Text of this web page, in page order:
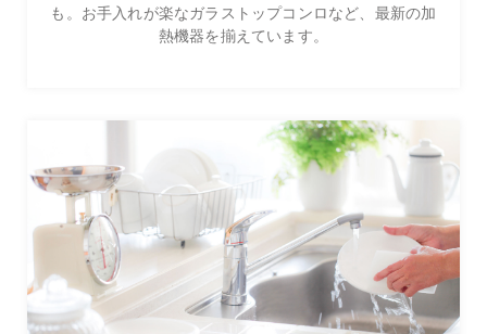
も。お手入れが楽なガラストップコンロなど、最新の加
熱機器を揃えています。